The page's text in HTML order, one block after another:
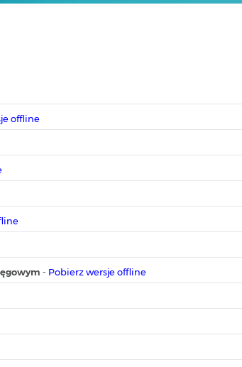
offline
- Pobierz wersje offline